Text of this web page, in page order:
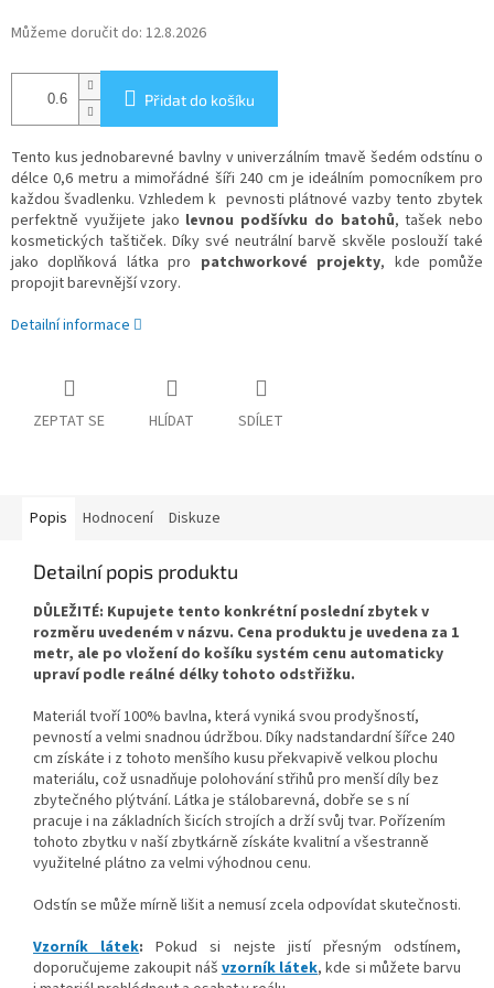
Můžeme doručit do: 12.8.2026
Přidat do košíku
Tento kus jednobarevné bavlny v univerzálním tmavě šedém odstínu o
délce 0,6 metru a mimořádné šíři 240 cm je ideálním pomocníkem pro
každou švadlenku. Vzhledem k pevnosti plátnové vazby tento zbytek
perfektně využijete jako levnou podšívku do batohů, tašek nebo
kosmetických taštiček. Díky své neutrální barvě skvěle poslouží také
jako doplňková látka pro patchworkové projekty, kde pomůže
propojit barevnější vzory.
Detailní informace
ZEPTAT SE HLÍDAT SDÍLET
Popis Hodnocení Diskuze
Detailní popis produktu
DŮLEŽITÉ: Kupujete tento konkrétní poslední zbytek v
rozměru uvedeném v názvu. Cena produktu je uvedena za 1
metr, ale po vložení do košíku systém cenu automaticky
upraví podle reálné délky tohoto odstřižku.
Materiál tvoří 100% bavlna, která vyniká svou prodyšností,
pevností a velmi snadnou údržbou. Díky nadstandardní šířce 240
cm získáte i z tohoto menšího kusu překvapivě velkou plochu
materiálu, což usnadňuje polohování střihů pro menší díly bez
zbytečného plýtvání. Látka je stálobarevná, dobře se s ní
pracuje i na základních šicích strojích a drží svůj tvar. Pořízením
tohoto zbytku v naší zbytkárně získáte kvalitní a všestranně
využitelné plátno za velmi výhodnou cenu.
Odstín se může mírně lišit a nemusí zcela odpovídat skutečnosti.
Vzorník látek: Pokud si nejste jistí přesným odstínem,
doporučujeme zakoupit nášvzorník látek, kde si můžete barvu